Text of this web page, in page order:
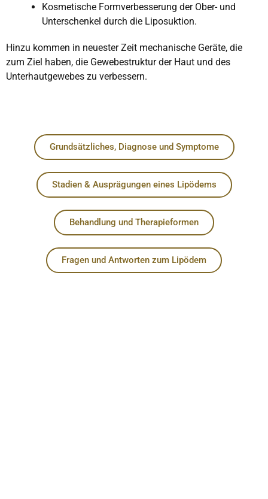
Kosmetische Formverbesserung der Ober- und
Unterschenkel durch die Liposuktion.
Hinzu kommen in neuester Zeit mechanische Geräte, die
zum Ziel haben, die Gewebestruktur der Haut und des
Unterhautgewebes zu verbessern.
Grundsätzliches, Diagnose und Symptome
Stadien & Ausprägungen eines Lipödems
Behandlung und Therapieformen
Fragen und Antworten zum Lipödem